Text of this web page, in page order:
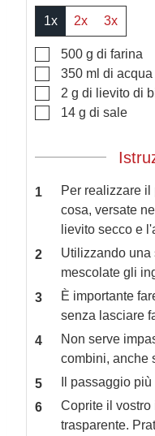
1x 2x 3x
▢
500 g di farina
▢
350 ml di acqua
▢
2 g di lievito di
▢
14 g di sale
Per realizzare
cosa, versate
lievito secco e
Utilizzando una
mescolate gli
È importante
senza lasciare
Non serve
combini, anche
Il passaggio
Coprite il
trasparente.